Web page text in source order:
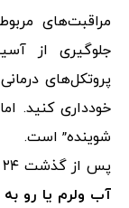
مراقبت‌های
جلوگیری از
پروتکل‌های
خودداری کنید.
شوینده” است.
پس از گذشت ۲۴ ساعت، می‌توانید دوش بگیرید اما حتماً از
آب ولرم یا رو